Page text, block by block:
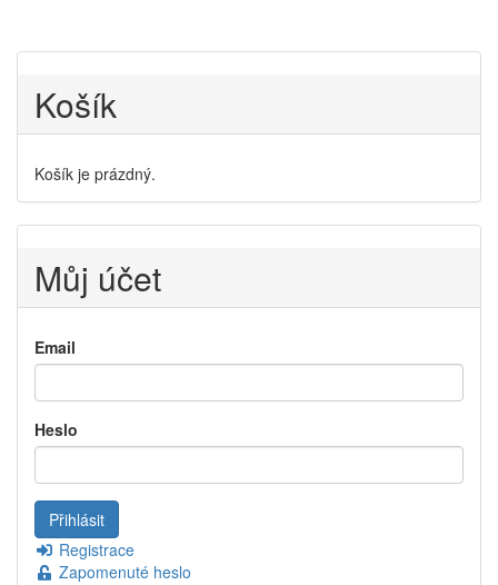
Košík
Košík je prázdný.
Můj účet
Email
Heslo
Registrace
Zapomenuté heslo